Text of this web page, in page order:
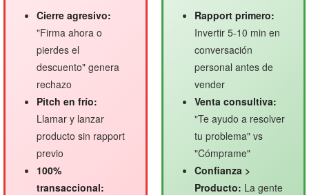
Cierre agresivo:
"Firma ahora o
pierdes el
descuento" genera
rechazo
Pitch en frío:
Llamar y lanzar
producto sin rapport
previo
100%
transaccional:
Rapport primero:
Invertir 5-10 min en
conversación
personal antes de
vender
Venta consultiva:
"Te ayudo a resolver
tu problema" vs
"Cómprame"
Confianza >
Producto: La gente